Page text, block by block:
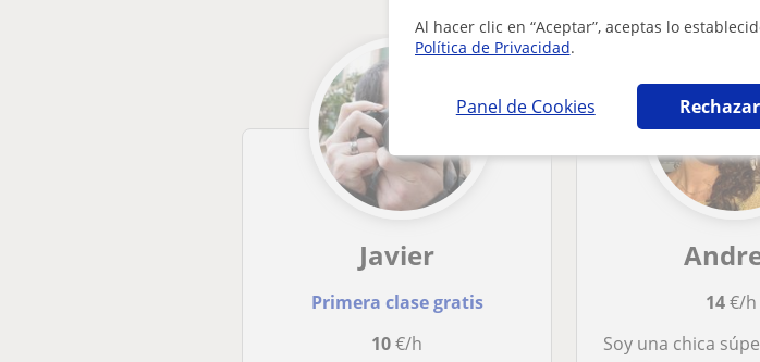
Al hacer clic en “Aceptar”, aceptas lo
Política de Privacidad.
Panel de Cookies Rechazar
Javier
Primera clase gratis
10€/h
14€/h
Soy una chica súper dinamica que se adapta a cualquier tipo de necesidad, ritmo o nivel. Sobre todo enfocado